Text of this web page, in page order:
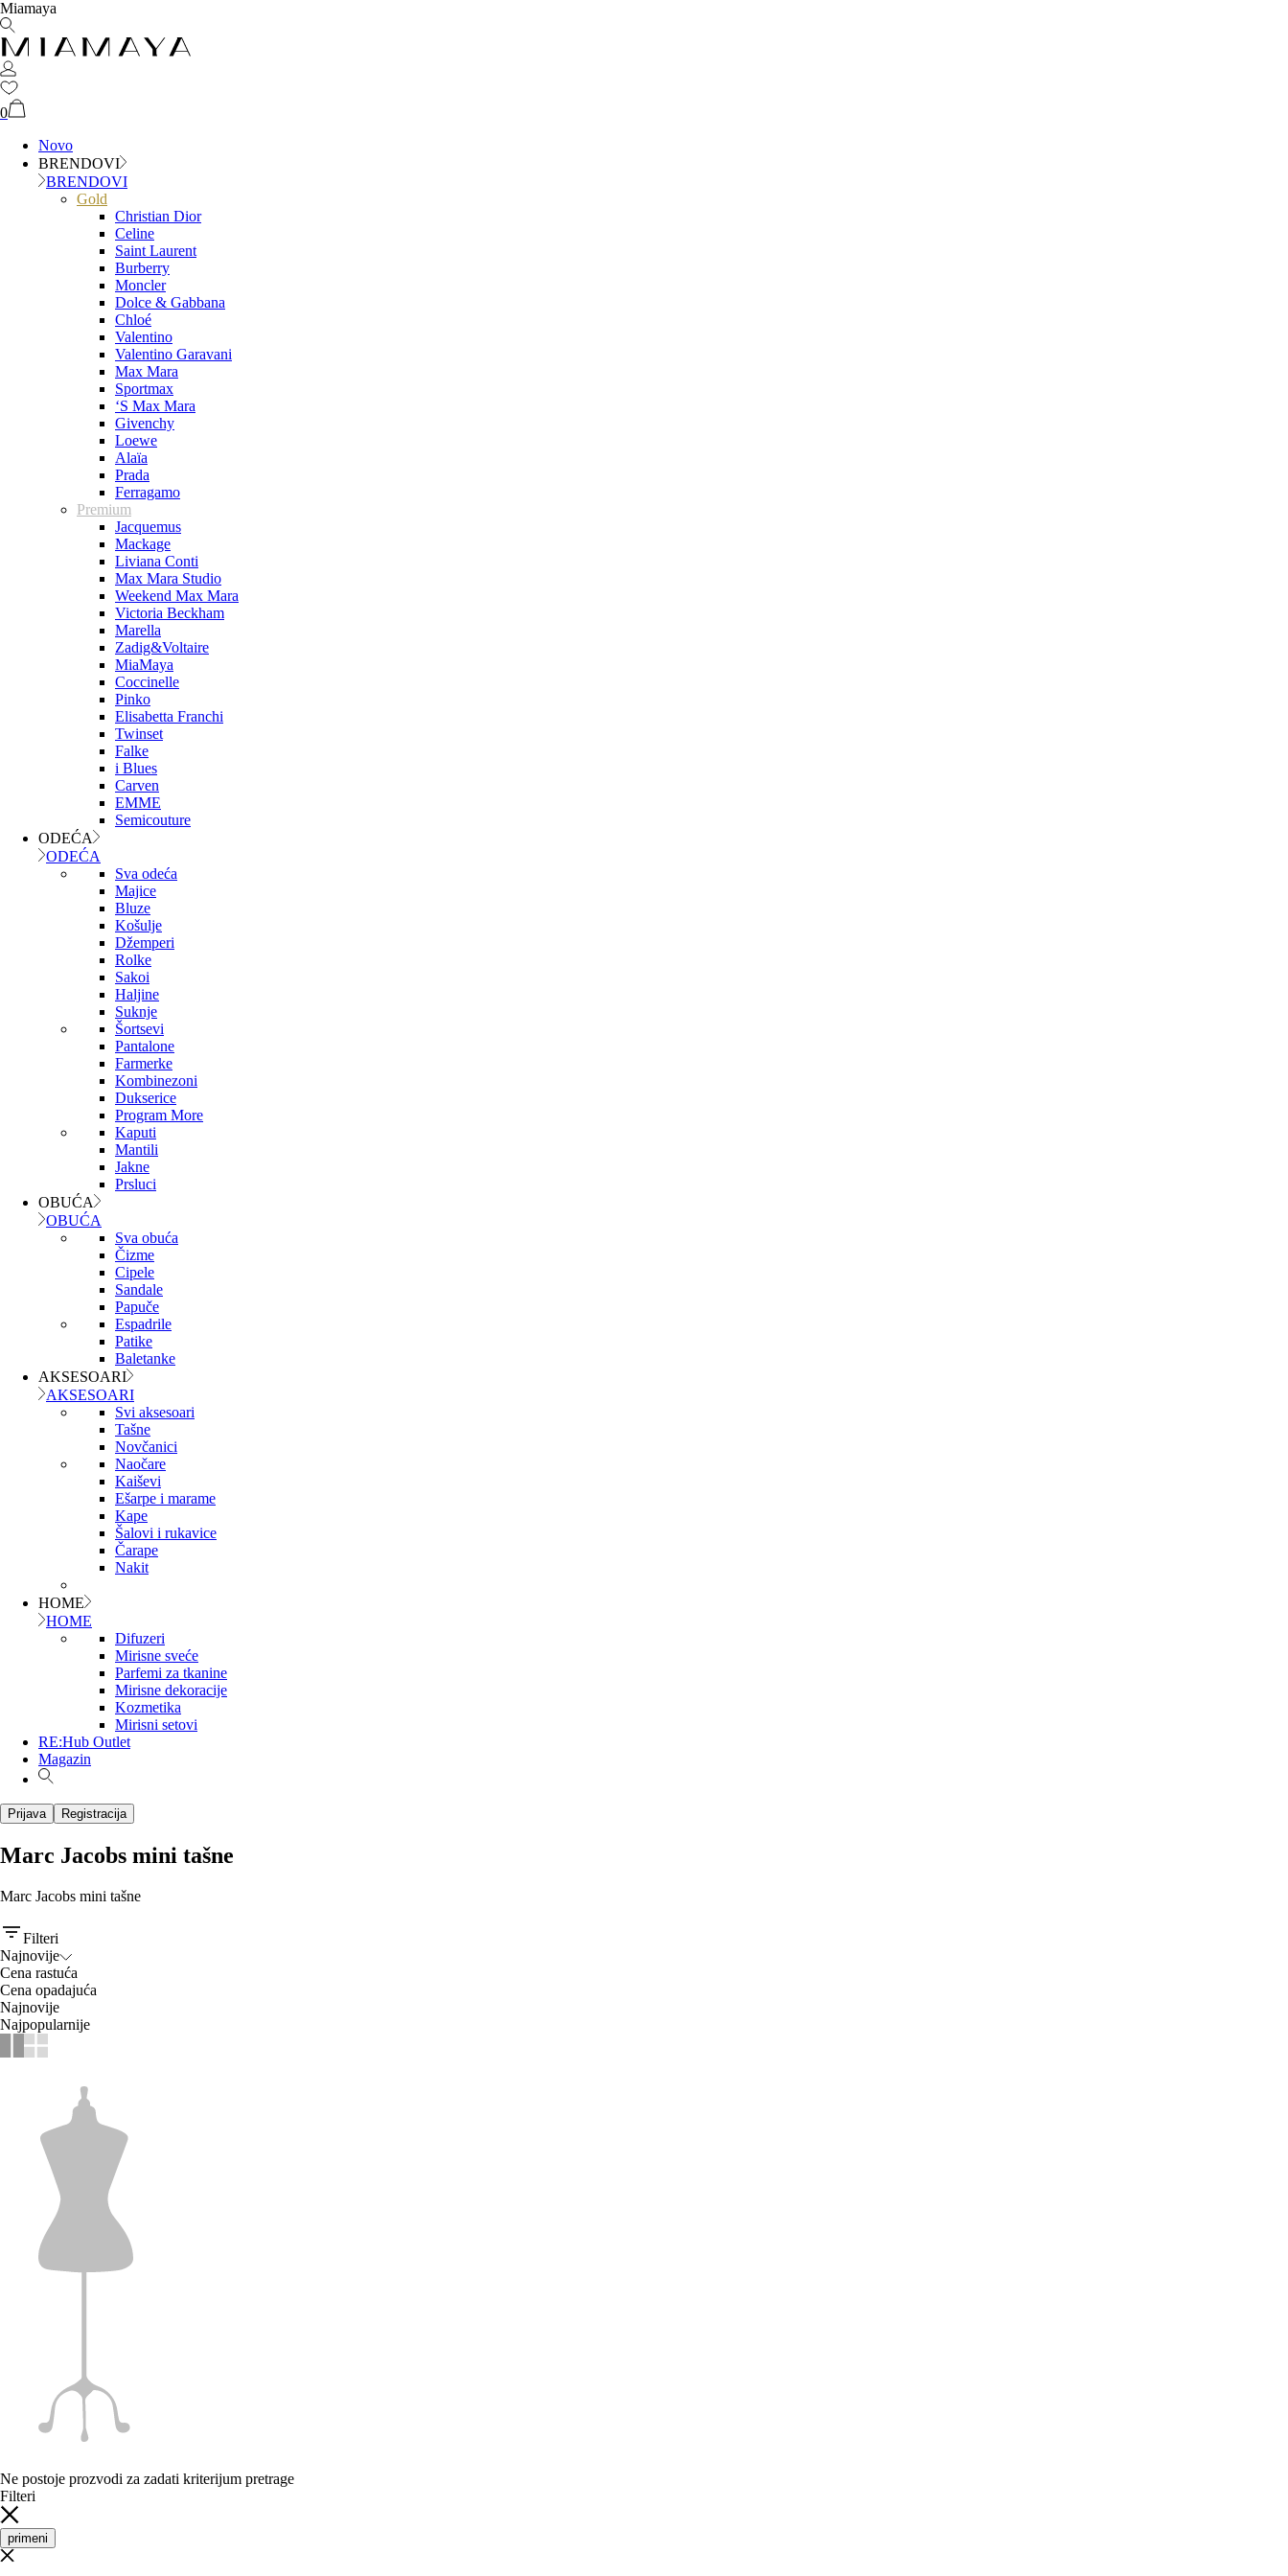
Miamaya
0
Novo
BRENDOVI
BRENDOVI
Gold
Christian Dior
Celine
Saint Laurent
Burberry
Moncler
Dolce & Gabbana
Chloé
Valentino
Valentino Garavani
Max Mara
Sportmax
‘S Max Mara
Givenchy
Loewe
Alaïa
Prada
Ferragamo
Premium
Jacquemus
Mackage
Liviana Conti
Max Mara Studio
Weekend Max Mara
Victoria Beckham
Marella
Zadig&Voltaire
MiaMaya
Coccinelle
Pinko
Elisabetta Franchi
Twinset
Falke
i Blues
Carven
EMME
Semicouture
ODEĆA
ODEĆA
Sva odeća
Majice
Bluze
Košulje
Džemperi
Rolke
Sakoi
Haljine
Suknje
Šortsevi
Pantalone
Farmerke
Kombinezoni
Dukserice
Program More
Kaputi
Mantili
Jakne
Prsluci
OBUĆA
OBUĆA
Sva obuća
Čizme
Cipele
Sandale
Papuče
Espadrile
Patike
Baletanke
AKSESOARI
AKSESOARI
Svi aksesoari
Tašne
Novčanici
Naočare
Kaiševi
Ešarpe i marame
Kape
Šalovi i rukavice
Čarape
Nakit
HOME
HOME
Difuzeri
Mirisne sveće
Parfemi za tkanine
Mirisne dekoracije
Kozmetika
Mirisni setovi
RE:Hub Outlet
Magazin
Prijava Registracija
Marc Jacobs mini tašne
Marc Jacobs mini tašne
Filteri
Najnovije
Cena rastuća
Cena opadajuća
Najnovije
Najpopularnije
Ne postoje prozvodi za zadati kriterijum pretrage
Filteri
primeni